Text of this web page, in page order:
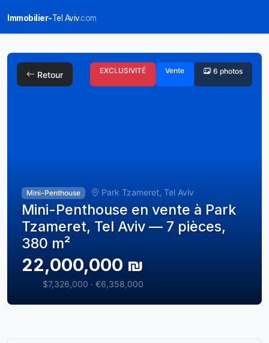
Immobilier-Tel Aviv.com
Retour EXCLUSIVITÉ Vente 6 photos
Mini-Penthouse Park Tzameret, Tel Aviv
Mini-Penthouse en vente à Park
Tzameret, Tel Aviv — 7 pièces,
380 m²
22,000,000 ₪
$7,326,000 · €6,358,000